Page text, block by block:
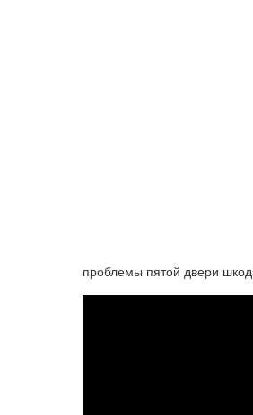
проблемы пятой двери